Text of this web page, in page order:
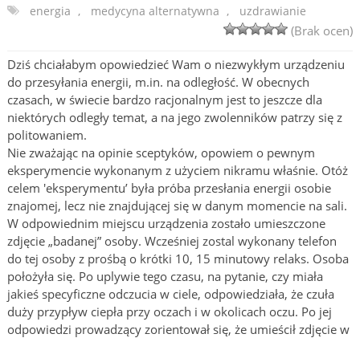
energia , medycyna alternatywna , uzdrawianie
(Brak ocen)
Dziś chciałabym opowiedzieć Wam o niezwykłym urządzeniu
do przesyłania energii, m.in. na odległość. W obecnych
czasach, w świecie bardzo racjonalnym jest to jeszcze dla
niektórych odległy temat, a na jego zwolenników patrzy się z
politowaniem.
Nie zważając na opinie sceptyków, opowiem o pewnym
eksperymencie wykonanym z użyciem nikramu właśnie. Otóż
celem 'eksperymentu’ była próba przesłania energii osobie
znajomej, lecz nie znajdującej się w danym momencie na sali.
W odpowiednim miejscu urządzenia zostało umieszczone
zdjęcie „badanej” osoby. Wcześniej zostal wykonany telefon
do tej osoby z prośbą o krótki 10, 15 minutowy relaks. Osoba
położyła się. Po uplywie tego czasu, na pytanie, czy miała
jakieś specyficzne odczucia w ciele, odpowiedziała, że czuła
duży przypływ ciepła przy oczach i w okolicach oczu. Po jej
odpowiedzi prowadzący zorientował się, że umieścił zdjęcie w